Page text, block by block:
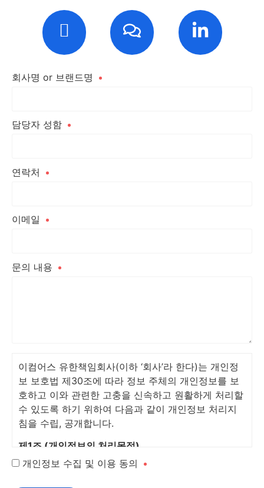
회사명 or 브랜드명
담당자 성함
연락처
이메일
문의 내용
이컴어스 유한책임회사(이하 ‘회사’라 한다)는 개인정
보 보호법 제30조에 따라 정보 주체의 개인정보를 보
호하고 이와 관련한 고충을 신속하고 원활하게 처리할
수 있도록 하기 위하여 다음과 같이 개인정보 처리지
침을 수립, 공개합니다.
제1조 (개인정보의 처리목적)
회사는 다음의 목적을 위하여 개인정보를 처리합니다.
개인정보 수집 및 이용 동의